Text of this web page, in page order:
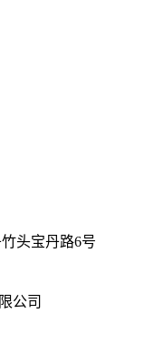
头宝丹路6号
公司